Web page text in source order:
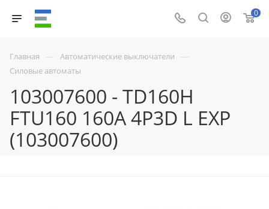
0
Главная — Автоматические выключатели —
Силовые автоматы
103007600 - TD160H
FTU160 160A 4P3D L EXP
(103007600)